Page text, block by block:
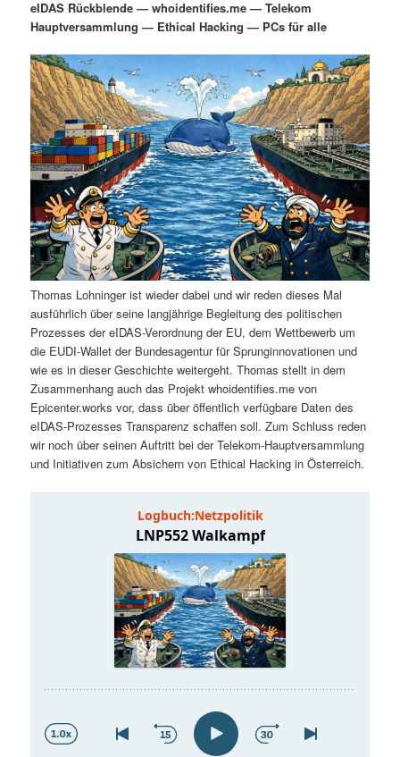
m
ä
r
e
n
I
n
h
a
l
t
s
n
u
n
d
ä
r
e
n
I
n
h
a
g
s
n
a
v
i
g
a
t
i
o
n
eIDAS Rückblende — whoidentifies.me — Telekom
Hauptversammlung — Ethical Hacking — PCs für alle
Thomas Lohninger ist wieder dabei und wir reden dieses Mal
ausführlich über seine langjährige Begleitung des politischen
Prozesses der eIDAS-Verordnung der EU, dem Wettbewerb um
die EUDI-Wallet der Bundesagentur für Sprunginnovationen und
wie es in dieser Geschichte weitergeht. Thomas stellt in dem
Zusammenhang auch das Projekt whoidentifies.me von
Epicenter.works vor, dass über öffentlich verfügbare Daten des
eIDAS-Prozesses Transparenz schaffen soll. Zum Schluss reden
wir noch über seinen Auftritt bei der Telekom-Hauptversammlung
und Initiativen zum Absichern von Ethical Hacking in Österreich.